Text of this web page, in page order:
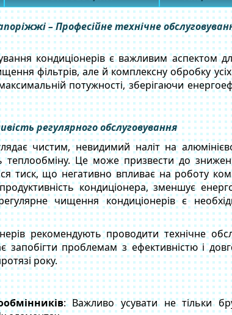
– Професійне технічне
кондиціонерів є важливим аспектом
фільтрів, але й комплексну обробку
потужності, зберігаючи
регулярного обслуговування
чистим, невидимий наліт на
теплообміну. Це може призвести до
тиск, що негативно впливає на роботу
кондиціонера, зменшує
чищення кондиціонерів є
рекомендують проводити технічне
проблемам з ефективністю і
року.
: Важливо усувати не тільки